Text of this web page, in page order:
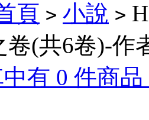
頁 > 小說 >
卷(共6卷)-作
有 0 件商